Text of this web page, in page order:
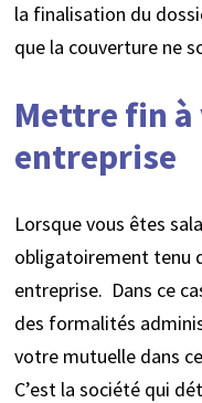
la finalisation du
que la couverture ne
Mettre fin
entreprise
Lorsque vous êtes
obligatoirement tenu
entreprise. Dans ce
des formalités
votre mutuelle dans
C’est la société qui